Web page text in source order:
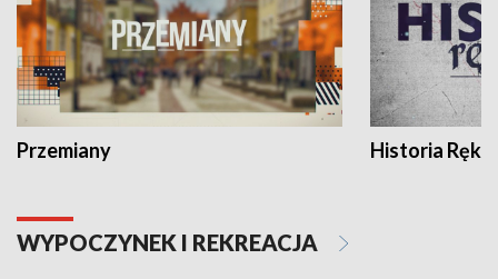
Przemiany Historia Ręką
WYPOCZYNEK I REKREACJA